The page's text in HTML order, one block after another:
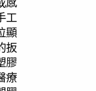
工
顯
扳
膠
療